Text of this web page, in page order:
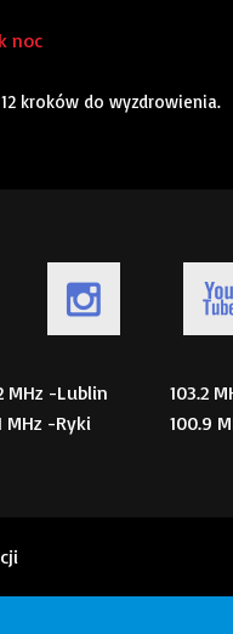
noc
kroków do wyzdrowienia.
MHz -Lublin
MHz -Ryki
103.2
100.9